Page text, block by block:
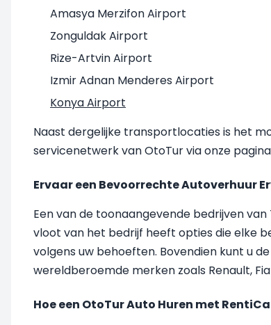
Amasya Merzifon Airport
Zonguldak Airport
Rize-Artvin Airport
Izmir Adnan Menderes Airport
Konya Airport
Naast dergelijke transportlocaties is het
servicenetwerk van OtoTur via onze
Ervaar een Bevoorrechte Autoverhuur
Een van de toonaangevende bedrijven
vloot van het bedrijf heeft opties die elke
volgens uw behoeften. Bovendien kunt u
wereldberoemde merken zoals Renault,
Hoe een OtoTur Auto Huren met